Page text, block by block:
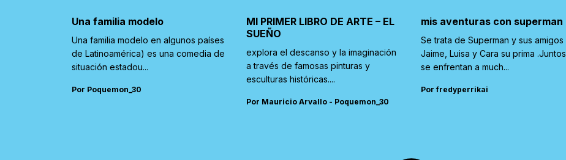
Una familia modelo
Una familia modelo en algunos países
de Latinoamérica) es una comedia de
situación estadou...
Por Poquemon_30
MI PRIMER LIBRO DE ARTE – EL
SUEÑO
explora el descanso y la imaginación
a través de famosas pinturas y
esculturas históricas....
Por Mauricio Arvallo - Poquemon_30
mis aventuras con superman
Se trata de Superman y sus amigos
Jaime, Luisa y Cara su prima .Juntos
se enfrentan a much...
Por fredyperrikai